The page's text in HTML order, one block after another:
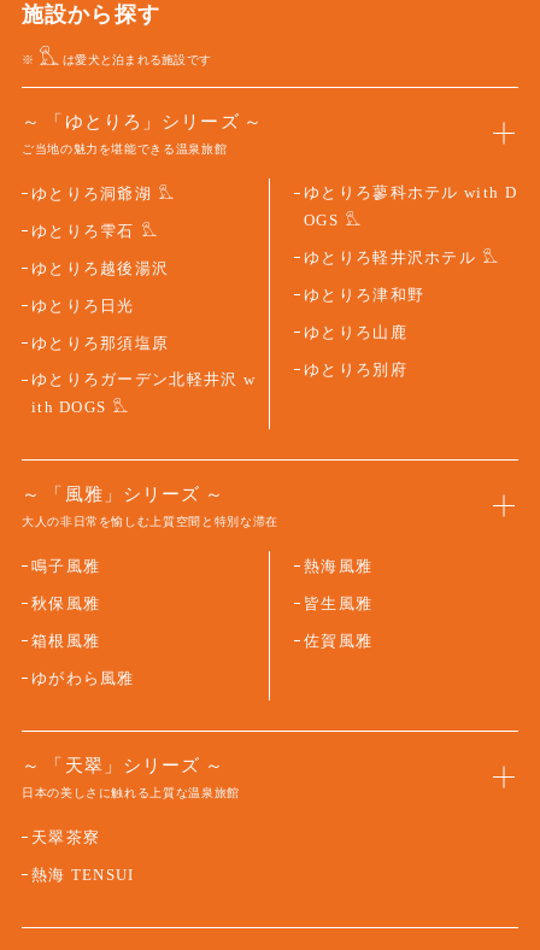
施設から探す
※ は愛犬と泊まれる施設です
「ゆとりろ」シリーズ
ご当地の魅力を堪能できる温泉旅館
ゆとりろ洞爺湖
ゆとりろ雫石
ゆとりろ越後湯沢
ゆとりろ日光
ゆとりろ那須塩原
ゆとりろガーデン北軽井沢 w
ith DOGS
ゆとりろ蓼科ホテル with D
OGS
ゆとりろ軽井沢ホテル
ゆとりろ津和野
ゆとりろ山鹿
ゆとりろ別府
「風雅」シリーズ
大人の非日常を愉しむ上質空間と特別な滞在
鳴子風雅
秋保風雅
箱根風雅
ゆがわら風雅
熱海風雅
皆生風雅
佐賀風雅
「天翠」シリーズ
日本の美しさに触れる上質な温泉旅館
天翠茶寮
熱海 TENSUI